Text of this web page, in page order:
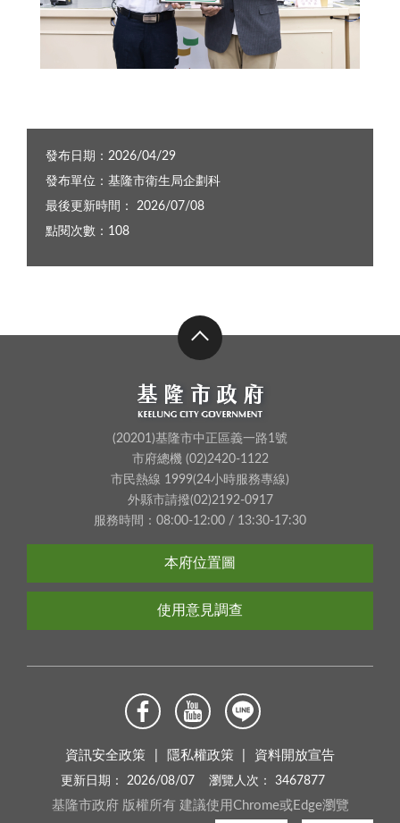
發布日期：2026/04/29
發布單位：基隆市衛生局企劃科
最後更新時間： 2026/07/08
點閱次數：108
(20201)基隆市中正區義一路1號
市府總機 (02)2420-1122
市民熱線 1999(24小時服務專線)
外縣市請撥(02)2192-0917
服務時間：08:00-12:00 / 13:30-17:30
本府位置圖
使用意見調查
資訊安全政策 隱私權政策 資料開放宣告
更新日期： 2026/08/07 瀏覽人次： 3467877
基隆市政府 版權所有 建議使用Chrome或Edge瀏覽